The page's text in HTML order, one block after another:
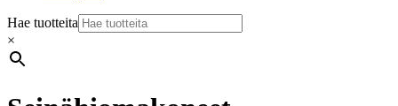
Hae tuotteita
×